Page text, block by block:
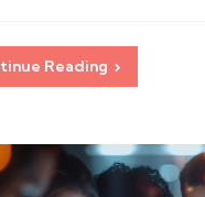
Reading